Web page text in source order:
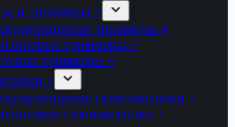
и триммеры +
триммеры +
триммеры +
триммеры +
+
газонокосилки +
газонокосилки +